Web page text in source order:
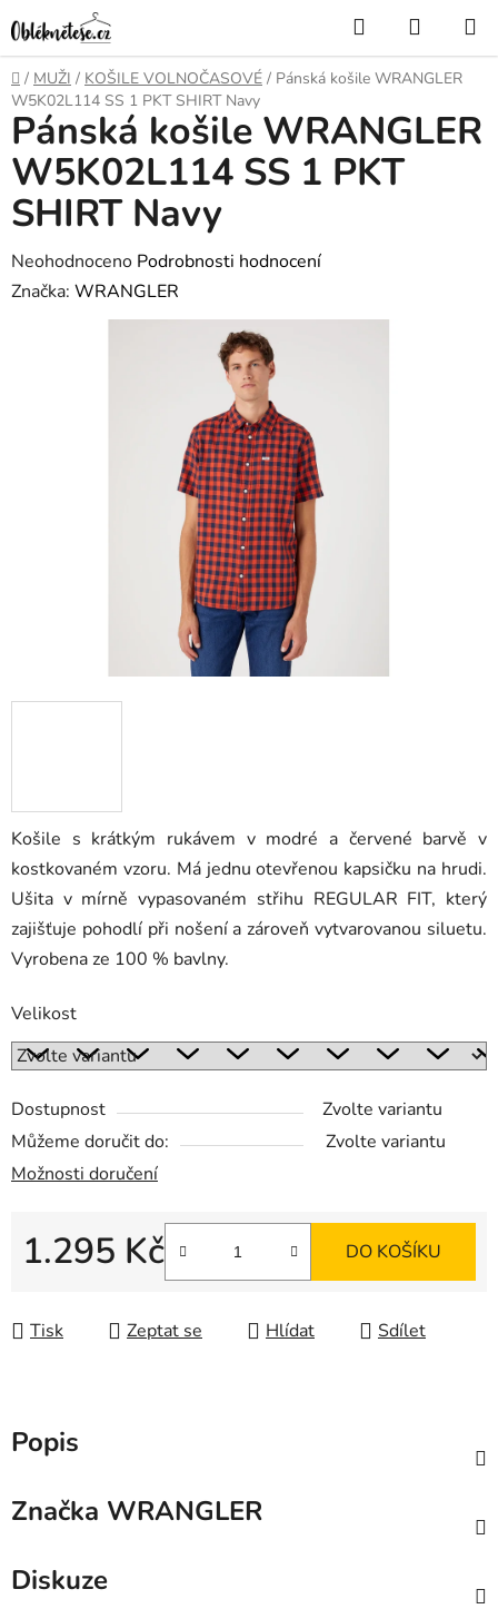
na
obsah
Hledat
KOŠÍK
Domů
/ MUŽI / KOŠILE VOLNOČASOVÉ / Pánská košile WRANGLER
W5K02L114 SS 1 PKT SHIRT Navy
Košile s krátkým rukávem v modré a červené barvě v
kostkovaném vzoru. Má jednu otevřenou kapsičku na hrudi.
Ušita v mírně vypasovaném střihu REGULAR FIT, který
zajišťuje pohodlí při nošení a zároveň vytvarovanou siluetu.
Vyrobena ze 100 % bavlny.
Velikost
Dostupnost
Zvolte variantu
Můžeme doručit do:
Zvolte variantu
Možnosti doručení
1.295 Kč DO KOŠÍKU
Tisk Zeptat se Hlídat Sdílet
Pánská košile WRANGLER
W5K02L114 SS 1 PKT
SHIRT Navy
Průměrné
hodnocení
Neohodnoceno Podrobnosti hodnocení
Značka: WRANGLER
Popis
Značka WRANGLER
Diskuze